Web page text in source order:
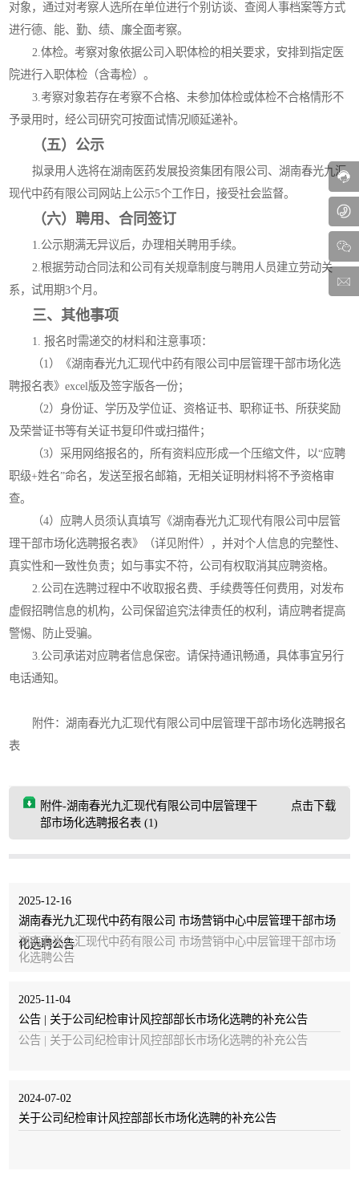
对象，通过对考察人选所在单位进行个别访谈、查阅人事档案等方式
进行德、能、勤、绩、廉全面考察。
2.体检。考察对象依据公司入职体检的相关要求，安排到指定医
院进行入职体检（含毒检）。
3.考察对象若存在考察不合格、未参加体检或体检不合格情形不
予录用时，经公司研究可按面试情况顺延递补。
（五）公示
拟录用人选将在湖南医药发展投资集团有限公司、湖南春光九汇
现代中药有限公司网站上公示5个工作日，接受社会监督。
（六）聘用、合同签订
1.公示期满无异议后，办理相关聘用手续。
2.根据劳动合同法和公司有关规章制度与聘用人员建立劳动关
系，试用期3个月。
三、其他事项
1. 报名时需递交的材料和注意事项：
（1）《湖南春光九汇现代中药有限公司中层管理干部市场化选
聘报名表》excel版及签字版各一份；
（2）身份证、学历及学位证、资格证书、职称证书、所获奖励
及荣誉证书等有关证书复印件或扫描件；
（3）采用网络报名的，所有资料应形成一个压缩文件，以“应聘
职级+姓名”命名，发送至报名邮箱，无相关证明材料将不予资格审
查。
（4）应聘人员须认真填写《湖南春光九汇现代有限公司中层管
理干部市场化选聘报名表》（详见附件），并对个人信息的完整性、
真实性和一致性负责；如与事实不符，公司有权取消其应聘资格。
2.公司在选聘过程中不收取报名费、手续费等任何费用，对发布
虚假招聘信息的机构，公司保留追究法律责任的权利，请应聘者提高
警惕、防止受骗。
3.公司承诺对应聘者信息保密。请保持通讯畅通，具体事宜另行
电话通知。
附件：湖南春光九汇现代有限公司中层管理干部市场化选聘报名
表
附件-湖南春光九汇现代有限公司中层管理干
部市场化选聘报名表 (1)
点击下载
2025-12-16
湖南春光九汇现代中药有限公司 市场营销中心中层管理干部市场
化选聘公告
湖南春光九汇现代中药有限公司 市场营销中心中层管理干部市场
化选聘公告
2025-11-04
公告 | 关于公司纪检审计风控部部长市场化选聘的补充公告
公告 | 关于公司纪检审计风控部部长市场化选聘的补充公告
2024-07-02
关于公司纪检审计风控部部长市场化选聘的补充公告